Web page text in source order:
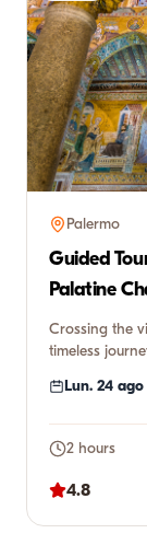
Palermo
Guided
Palatine
Crossing the
timeless
Lun. 24
2 hours
4.8